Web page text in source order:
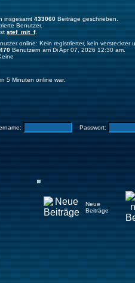
insgesamt 433060 Beiträge geschrieben.
Benutzer.
stef_mit_f.
online: Kein registrierter, kein
Benutzern am Di Apr 07, 2026 12:30 am.
5 Minuten online war.
Passwort:
Neue
Beiträge